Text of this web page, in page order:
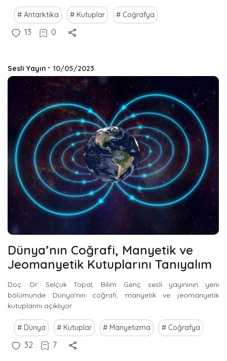
Antarktika Kutuplar Coğrafya
13 0
Sesli Yayın • 10/05/2023
Dünya’nın Coğrafi, Manyetik ve
Jeomanyetik Kutuplarını Tanıyalım
Doç. Dr. Selçuk Topal, Bilim Genç sesli yayınının yeni
bölümünde Dünya’nın coğrafi, manyetik ve jeomanyetik
kutuplarını açıklıyor.
Dünya Kutuplar Manyetizma Coğrafya
32 7